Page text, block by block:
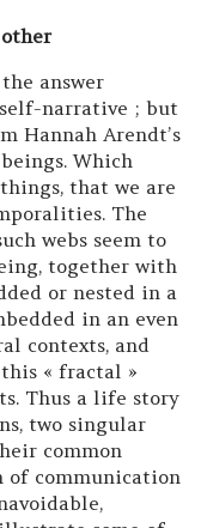
answer
narrative ; but
Hannah Arendt’s
Which
that we are
The
webs seem to
together with
or nested in a
in an even
contexts, and
« fractal »
Thus a life story
two singular
common
of communication